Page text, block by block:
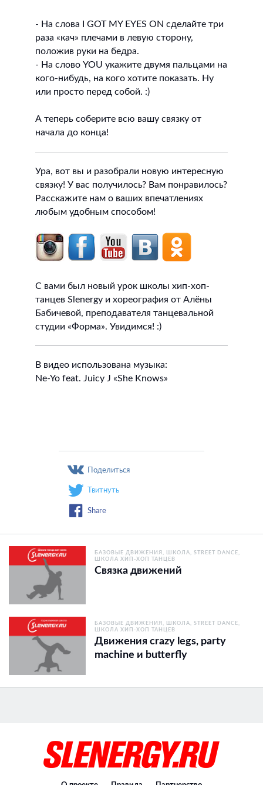
- На слова I GOT MY EYES ON сделайте три
раза «кач» плечами в левую сторону,
положив руки на бедра.
- На слово YOU укажите двумя пальцами на
кого-нибудь, на кого хотите показать. Ну
или просто перед собой. :)
А теперь соберите всю вашу связку от
начала до конца!
Ура, вот вы и разобрали новую интересную
связку! У вас получилось? Вам понравилось?
Расскажите нам о ваших впечатлениях
любым удобным способом!
С вами был новый урок школы хип-хоп-
танцев Slenergy и хореография от Алёны
Бабичевой, преподавателя танцевальной
студии «Форма». Увидимся! :)
В видео использована музыка:
Ne-Yo feat. Juicy J «She Knows»
Поделиться
Твитнуть
Share
БАЗОВЫЕ ДВИЖЕНИЯ ШКОЛА
STREET DANCE
ШКОЛА ХИП-ХОП ТАНЦЕВ
Связка движений
БАЗОВЫЕ ДВИЖЕНИЯ ШКОЛА
STREET DANCE
ШКОЛА ХИП-ХОП ТАНЦЕВ
Движения crazy legs, party
machine и butterfly